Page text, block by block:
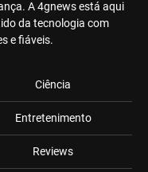
A 4gnews está aqui
da tecnologia com
e fiáveis.
Ciência
Entretenimento
Reviews